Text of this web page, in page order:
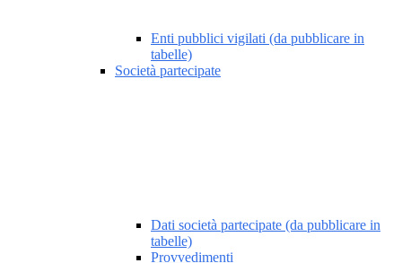
Enti pubblici vigilati (da pubblicare in
tabelle)
Società partecipate
Dati società partecipate (da pubblicare in
tabelle)
Provvedimenti